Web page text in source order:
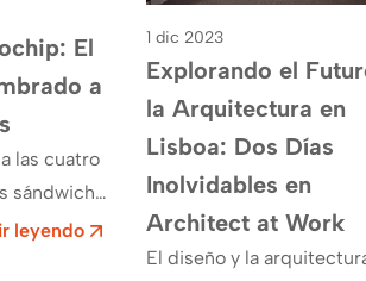
El
a
las cuatro
sándwich
leyendo
1 dic 2023
Explorando el
la Arquitectura en
Lisboa: Dos Días
Inolvidables en
Architect at Work
El diseño y la